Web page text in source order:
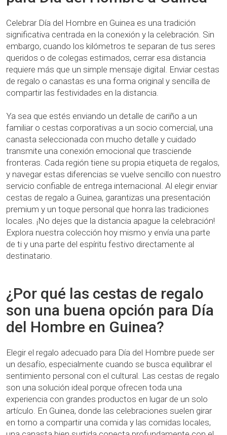
Celebrar Día del Hombre en Guinea es una tradición
significativa centrada en la conexión y la celebración. Sin
embargo, cuando los kilómetros te separan de tus seres
queridos o de colegas estimados, cerrar esa distancia
requiere más que un simple mensaje digital. Enviar cestas
de regalo o canastas es una forma original y sencilla de
compartir las festividades en la distancia.
Ya sea que estés enviando un detalle de cariño a un
familiar o cestas corporativas a un socio comercial, una
canasta seleccionada con mucho detalle y cuidado
transmite una conexión emocional que trasciende
fronteras. Cada región tiene su propia etiqueta de regalos,
y navegar estas diferencias se vuelve sencillo con nuestro
servicio confiable de entrega internacional. Al elegir enviar
cestas de regalo a Guinea, garantizas una presentación
premium y un toque personal que honra las tradiciones
locales. ¡No dejes que la distancia apague la celebración!
Explora nuestra colección hoy mismo y envía una parte
de ti y una parte del espíritu festivo directamente al
destinatario.
¿Por qué las cestas de regalo
son una buena opción para Día
del Hombre en Guinea?
Elegir el regalo adecuado para Día del Hombre puede ser
un desafío, especialmente cuando se busca equilibrar el
sentimiento personal con el cultural. Las cestas de regalo
son una solución ideal porque ofrecen toda una
experiencia con grandes productos en lugar de un solo
artículo. En Guinea, donde las celebraciones suelen girar
en torno a compartir una comida y las comidas locales,